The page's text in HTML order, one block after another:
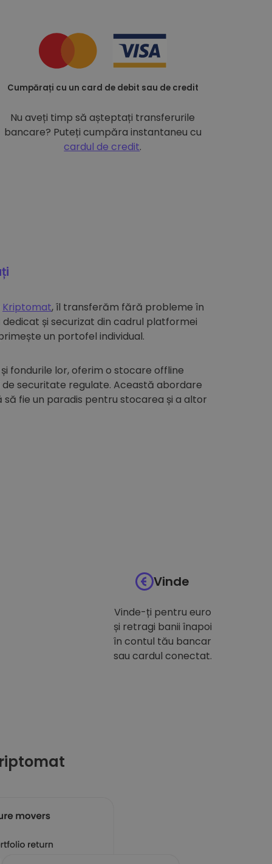
Cumpărați cu un card de debit sau de credit
Nu aveți timp să așteptați transferurile
bancare? Puteți cumpăra instantaneu cu
cardul de credit.
Kriptomat, îl transferăm fără probleme în
și securizat din cadrul platformei
un portofel individual.
fondurile lor, oferim o stocare offline
securitate regulate. Această abordare
fie un paradis pentru stocarea și a altor
Vinde
Vinde-ți pentru euro
și retragi banii înapoi
în contul tău bancar
sau cardul conectat.